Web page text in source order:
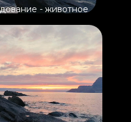
- животное